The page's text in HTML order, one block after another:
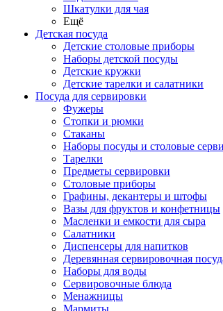
Шкатулки для чая
Ещё
Детская посуда
Детские столовые приборы
Наборы детской посуды
Детские кружки
Детские тарелки и салатники
Посуда для сервировки
Фужеры
Стопки и рюмки
Стаканы
Наборы посуды и столовые
Тарелки
Предметы сервировки
Столовые приборы
Графины, декантеры и штофы
Вазы для фруктов и конфетницы
Масленки и емкости для сыра
Салатники
Диспенсеры для напитков
Деревянная сервировочная
Наборы для воды
Сервировочные блюда
Менажницы
Мармиты